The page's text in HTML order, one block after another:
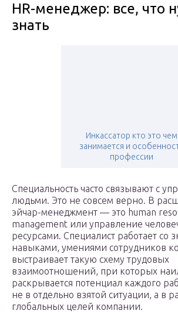
HR-менеджер: все, что
знать
Инкассатор кто это чем
занимается и
профессии
Специальность часто связывают с
людьми. Это не совсем верно. В
эйчар-менеджмент — это human
management или управление
ресурсами. Специалист работает со
навыками, умениями сотрудников
выстраивает такую схему трудовых
взаимоотношений, при которых
раскрывается потенциал каждого
не в отдельно взятой ситуации, а в
глобальных целей компании.